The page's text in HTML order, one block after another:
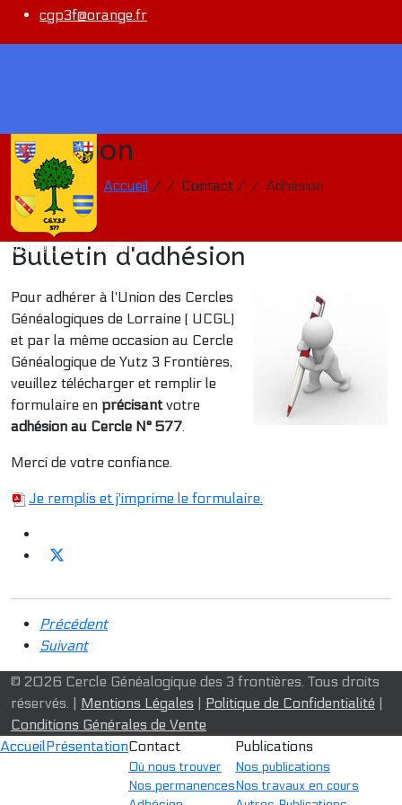
cgp3f@orange.fr
Votre panier est vide
Adhésion
Vous êtes ici : Accueil / Contact / Adhésion
Bulletin d'adhésion
Pour adhérer à l'Union des Cercles
Généalogiques de Lorraine ( UCGL)
et par la même occasion au Cercle
Généalogique de Yutz 3 Frontières,
veuillez télécharger et remplir le
formulaire en précisantvotre
adhésion au Cercle N° 577.
Merci de votre confiance.
Je remplis et j'imprime le formulaire.
Précédent
Suivant
© 2026 Cercle Généalogique des 3 frontières. Tous droits
réservés. | Mentions Légales | Politique de Confidentialité |
Conditions Générales de Vente
AccueilPrésentationContact
Où nous trouver
Nos permanences
Publications
Nos publications
Nos travaux en cours